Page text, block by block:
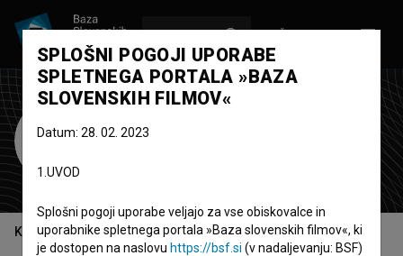
Darko Srića
Kazalo
SPLOŠNI POGOJI UPORABE
SPLETNEGA PORTALA »BAZA
SLOVENSKIH FILMOV«
Datum: 28. 02. 2023
1.UVOD
Splošni pogoji uporabe veljajo za vse obiskovalce in
uporabnike spletnega portala »Baza slovenskih filmov«, ki
je dostopen na naslovu https://bsf.si (v nadaljevanju: BSF)